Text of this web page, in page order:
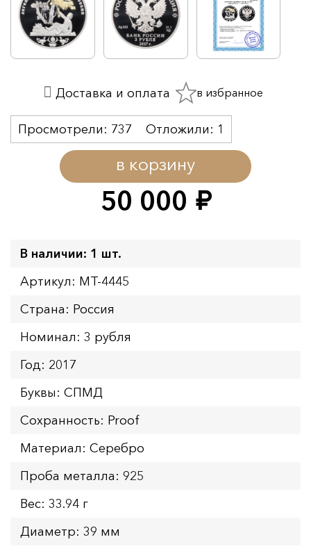
50 000 руб.
в корзину
Просмотрели: 737 Отложили: 1
Доставка и оплата в избранное
В наличии: 1 шт.
Артикул: MT-4445
Страна: Россия
Номинал: 3 рубля
Год: 2017
Буквы: СПМД
Сохранность: Proof
Материал: Серебро
Проба металла: 925
Вес: 33.94 г
Диаметр: 39 мм